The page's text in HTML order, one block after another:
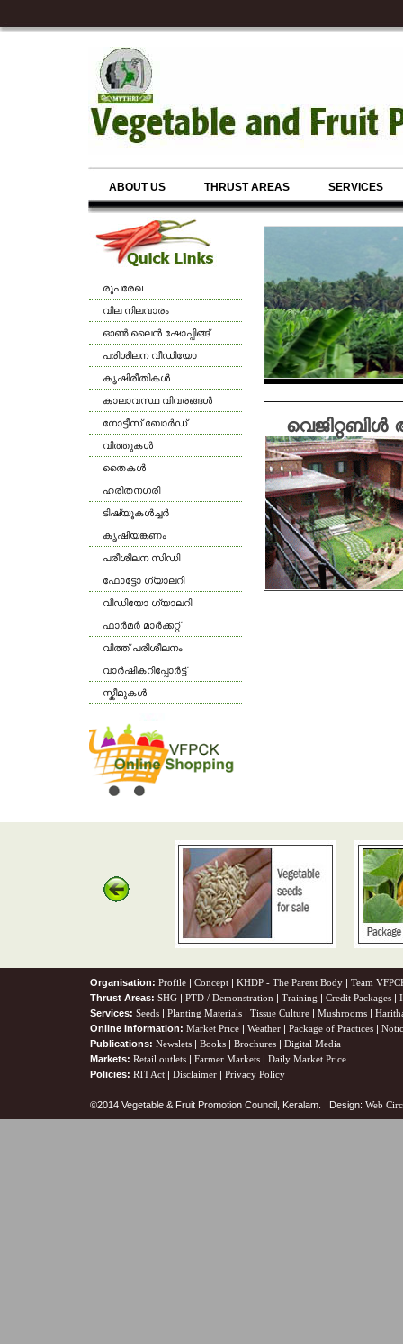
ABOUT US THRUST AREAS SERVICES
രൂപരേഖ
വില നിലവാരം
ഓണ്‍ ലൈന്‍ ഷോപ്പിങ്ങ്
പരിശീലന വീഡിയോ
കൃഷിരീതികള്‍
കാലാവസ്ഥ വിവരങ്ങള്‍
നോട്ടീസ് ബോര്‍ഡ്
വിത്തുകള്‍
തൈകള്‍
ഹരിതനഗരി
ടിഷ്യൂകള്‍ച്ചര്‍
കൃഷിയങ്കണം
പരീശീലന സിഡി
ഫോട്ടോ ഗ്യാലറി
വീഡിയോ ഗ്യാലറി
ഫാര്‍മര്‍ മാര്‍ക്കറ്റ്
വിത്ത് പരീശീലനം
വാര്‍ഷികറിപ്പോര്‍ട്ട്
സ്കീമുകള്‍
Organisation: Profile | Concept | KHDP - The Parent Body | Team
Thrust Areas: SHG | PTD / Demonstration | Training | Credit Packages |
Services: Seeds | Planting Materials | Tissue Culture | Mushrooms |
Online Information: Market Price | Weather | Package of Practices |
Publications: Newslets | Books | Brochures | Digital Media
Markets: Retail outlets | Farmer Markets | Daily Market Price
Policies: RTI Act | Disclaimer | Privacy Policy
©2014 Vegetable & Fruit Promotion Council, Keralam. Design: Web